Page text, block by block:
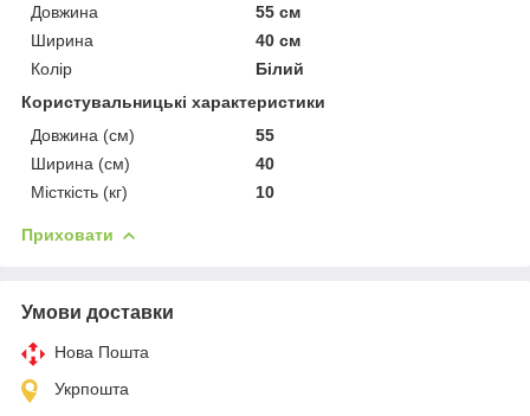
Довжина
55 см
Ширина
40 см
Колір
Білий
Користувальницькі характеристики
Довжина (см)
55
Ширина (см)
40
Місткість (кг)
10
Приховати
Умови доставки
Нова Пошта
Укрпошта